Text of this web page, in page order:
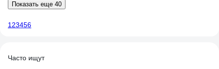
Показать еще 40
1 23456
Часто ищут